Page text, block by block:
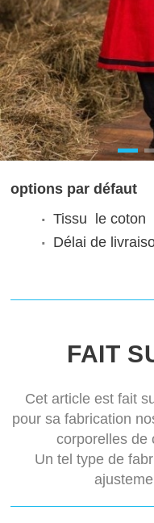
options par défaut
Tissu
le coton
Délai de
FAIT
Cet article est fait
pour sa fabrication
corporelles de
Un tel type de